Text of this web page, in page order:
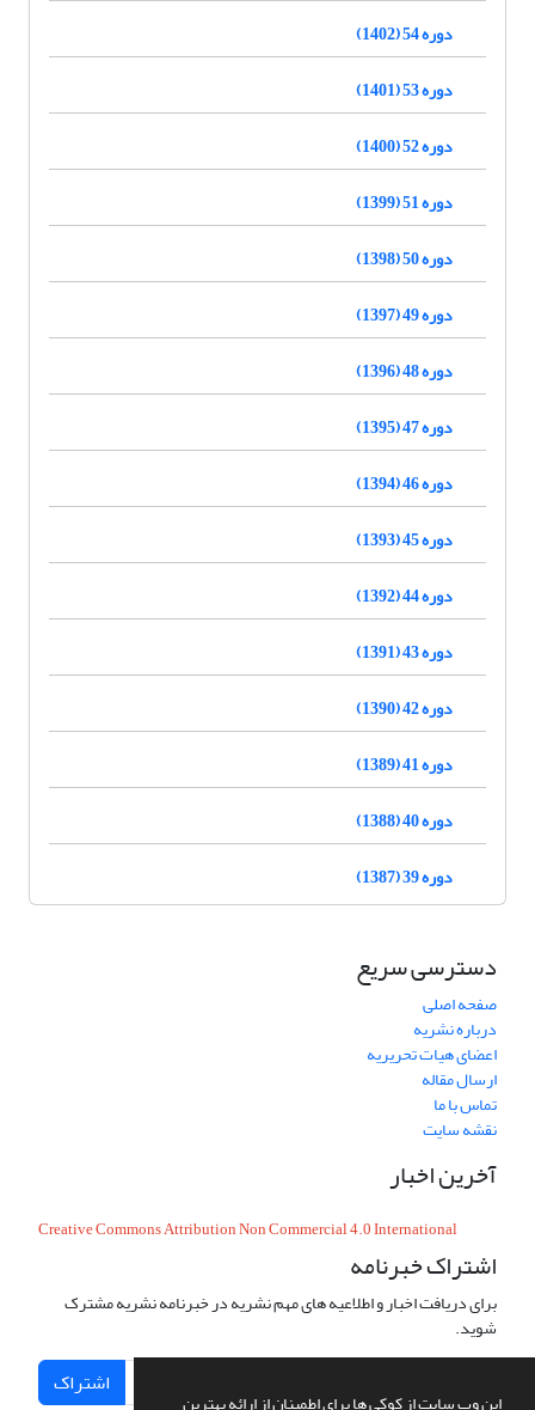
این وب سایت از کوکی ها برای اطمینان از ارائه بهترین
دوره 54 (1402)
دوره 53 (1401)
دوره 52 (1400)
دوره 51 (1399)
دوره 50 (1398)
دوره 49 (1397)
دوره 48 (1396)
دوره 47 (1395)
دوره 46 (1394)
دوره 45 (1393)
دوره 44 (1392)
دوره 43 (1391)
دوره 42 (1390)
دوره 41 (1389)
دوره 40 (1388)
دوره 39 (1387)
دسترسی سریع
صفحه اصلی
درباره نشریه
اعضای هیات تحریریه
ارسال مقاله
تماس با ما
نقشه سایت
آخرین اخبار
Creative Commons Attribution Non Commercial 4.0 International
اشتراک خبرنامه
برای دریافت اخبار و اطلاعیه های مهم نشریه در خبرنامه نشریه مشترک
شوید.
اشتراک